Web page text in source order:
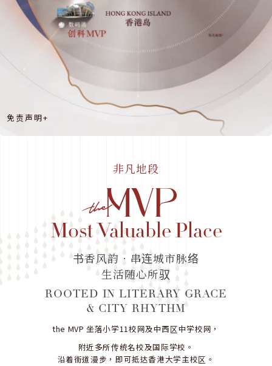
免责声明+
非凡地段
Most Valuable Place
书香风韵．串连城市脉络
生活随心所驭
ROOTED IN LITERARY GRACE
& CITY RHYTHM
the MVP 坐落小学11校网及中西区中学校网，
附近多所传统名校及国际学校。
沿着街道漫步，即可抵达香港大学主校区。